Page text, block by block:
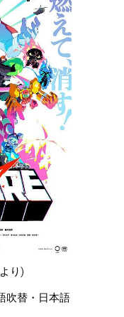
り)
吹替・日本語